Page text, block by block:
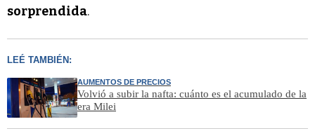
sorprendida.
LEÉ TAMBIÉN:
AUMENTOS DE PRECIOS
Volvió a subir la nafta: cuánto es el acumulado de la
era Milei